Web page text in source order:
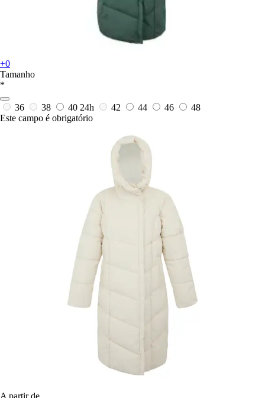
+0
Tamanho
*
36 38 40 24h 42 44 46
48
Este campo é obrigatório
A partir de